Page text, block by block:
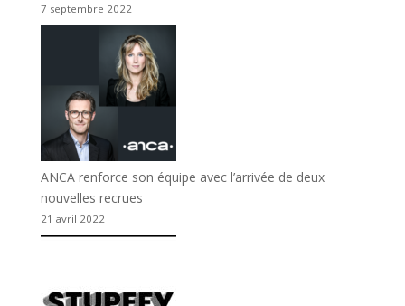
7 septembre 2022
ANCA renforce son équipe avec l’arrivée de deux
nouvelles recrues
21 avril 2022